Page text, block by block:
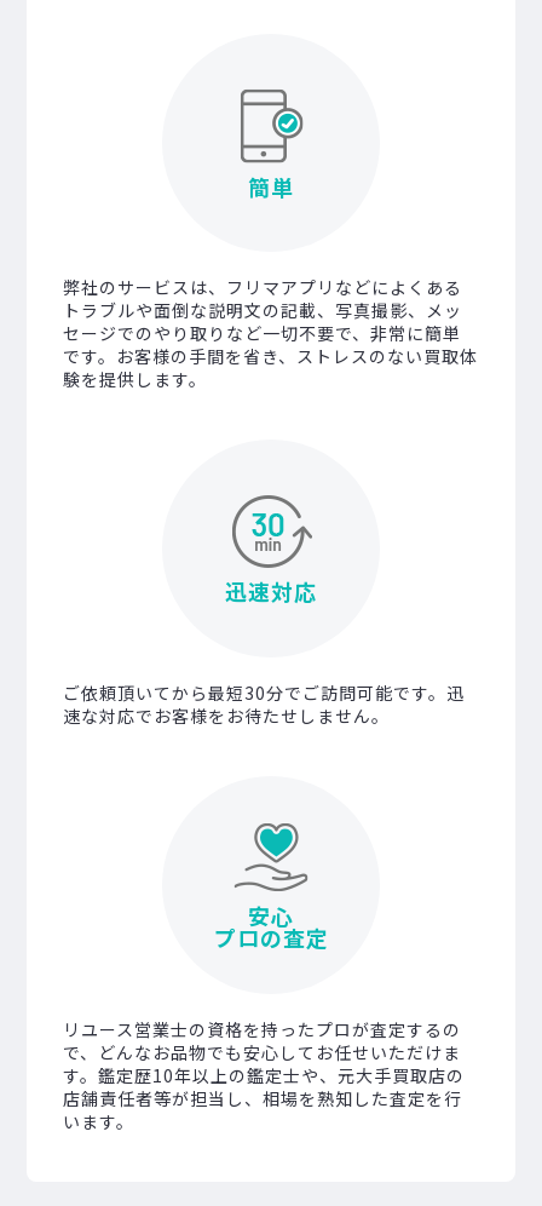
簡単
弊社のサービスは、フリマアプリなどによくある
トラブルや面倒な説明文の記載、写真撮影、メッ
セージでのやり取りなど一切不要で、非常に簡単
です。お客様の手間を省き、ストレスのない買取体
験を提供します。
迅速対応
ご依頼頂いてから最短30分でご訪問可能です。迅
速な対応でお客様をお待たせしません。
安心
プロの査定
リユース営業士の資格を持ったプロが査定するの
で、どんなお品物でも安心してお任せいただけま
す。鑑定歴10年以上の鑑定士や、元大手買取店の
店舗責任者等が担当し、相場を熟知した査定を行
います。